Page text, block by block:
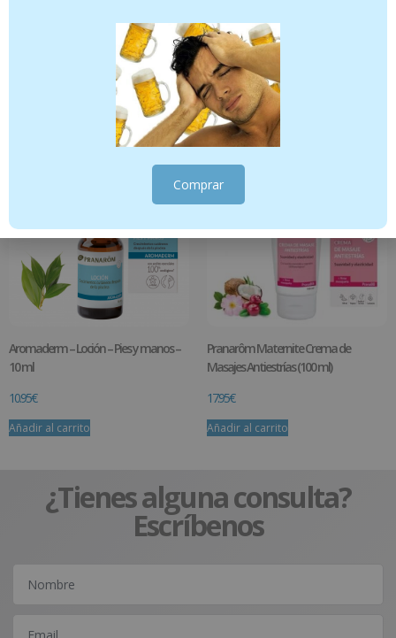
ACEITE OZONIZADO POST-PICA 15 ml
JABÓN SYNDET DE ACEITE OZONIZADO
500ml
13.95€
Añadir al carrito
Aromaderm – Loción – Pies y manos –
10 ml
10.95€
Añadir al carrito
Pranarôm Maternite Crema de
Masajes Antiestrías (100 ml)
17.95€
Añadir al carrito
¿Tienes alguna consulta?
Escríbenos
Comprar